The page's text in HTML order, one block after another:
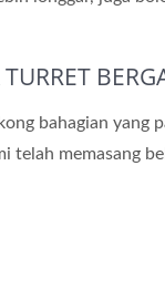
bahagian yang
telah memasang